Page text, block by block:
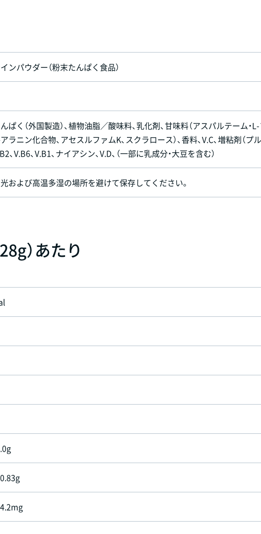
ンパウダー（粉末たんぱく食品）
ぱく（外国製造）、植物油脂／酸味料、乳化剤、甘味料（アスパルテーム・
ラニン化合物、アセスルファムK、スクラロース）、香料、V.C、増粘剤（プ
、V.B6、V.B1、ナイアシン、V.D、（一部に乳成分・大豆を含む）
および高温多湿の場所を避けて保存してください。
）あたり